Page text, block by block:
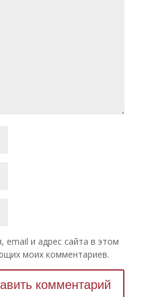
email и адрес сайта в этом
моих комментариев.